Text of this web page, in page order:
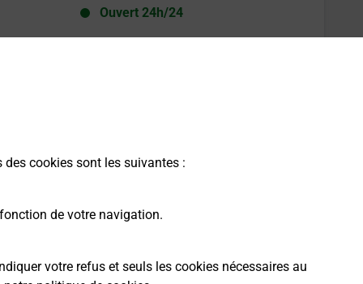
cookies sont les suivantes :
de votre navigation.
votre refus et seuls les cookies nécessaires au
Ouvert 24h/24